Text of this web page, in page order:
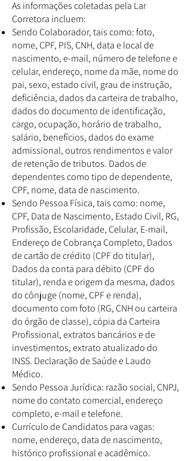
As informações coletadas pela Lar
Corretora incluem:
Sendo Colaborador, tais como: foto,
nome, CPF, PIS, CNH, data e local de
nascimento, e-mail, número de telefone e
celular, endereço, nome da mãe, nome do
pai, sexo, estado civil, grau de instrução,
deficiência, dados da carteira de trabalho,
dados do documento de identificação,
cargo, ocupação, horário de trabalho,
salário, benefícios, dados do exame
admissional, outros rendimentos e valor
de retenção de tributos. Dados de
dependentes como tipo de dependente,
CPF, nome, data de nascimento.
Sendo Pessoa Física, tais como: nome,
CPF, Data de Nascimento, Estado Civil, RG,
Profissão, Escolaridade, Celular, E-mail,
Endereço de Cobrança Completo, Dados
de cartão de crédito (CPF do titular),
Dados da conta para débito (CPF do
titular), renda e origem da mesma, dados
do cônjuge (nome, CPF e renda),
documento com foto (RG, CNH ou carteira
do órgão de classe), cópia da Carteira
Profissional, extratos bancários e de
investimentos, extrato atualizado do
INSS. Declaração de Saúde e Laudo
Médico.
Sendo Pessoa Jurídica: razão social, CNPJ,
nome do contato comercial, endereço
completo, e-mail e telefone.
Currículo de Candidatos para vagas:
nome, endereço, data de nascimento,
histórico profissional e acadêmico.